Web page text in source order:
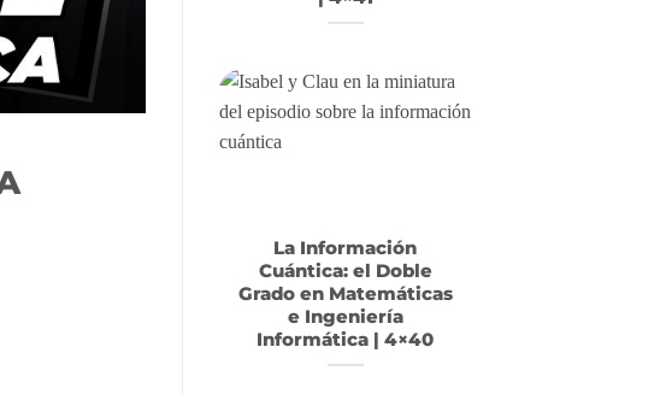
La Información
Cuántica: el Doble
Grado en Matemáticas
e Ingeniería
Informática | 4×40